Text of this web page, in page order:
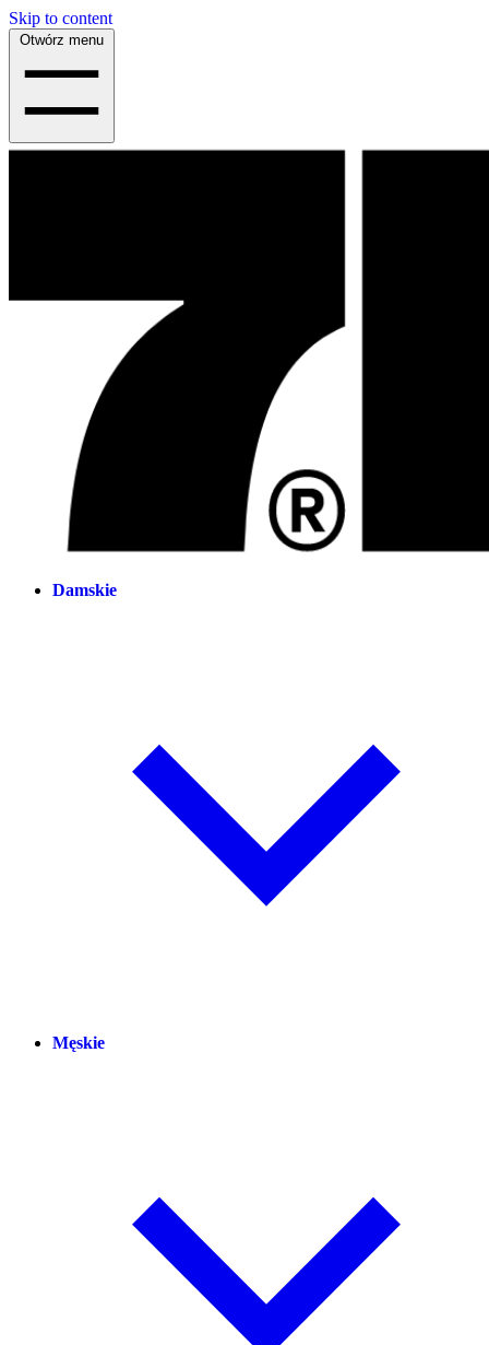
Skip to content
Otwórz menu
Damskie
Męskie